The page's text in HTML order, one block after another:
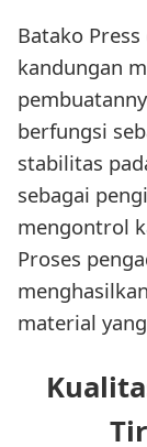
Batako
kandungan
berfungsi
stabilitas
sebagai
mengontrol
Proses
material